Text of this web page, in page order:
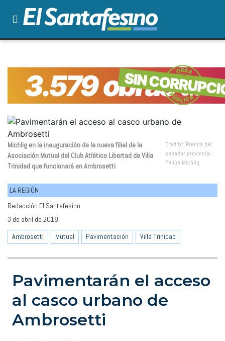
Michlig en la inauguración de la nueva filial de la
Asociación Mutual del Club Atlético Libertad de Villa
Trinidad que funcionará en Ambrosetti
Crédito: Prensa del
senador provincial
Felipe Michlig
LA REGIÓN
Redacción El Santafesino
3 de abril de 2018
Ambrosetti
Mutual Pavimentación Villa Trinidad
Pavimentarán el acceso
al casco urbano de
Ambrosetti